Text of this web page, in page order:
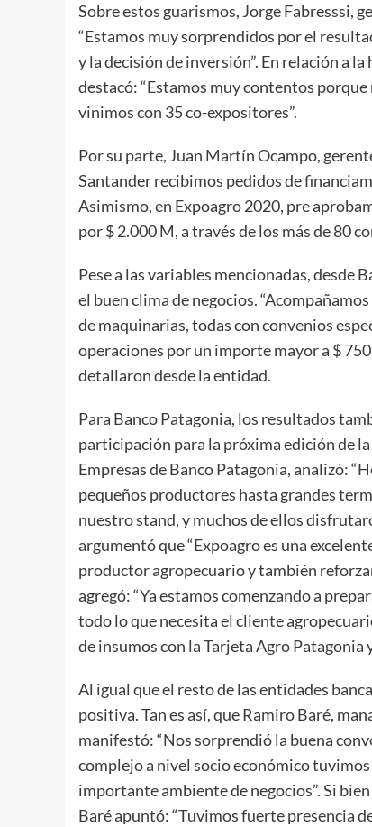
Sobre estos guarismos, Jorge Fabresssi,
“Estamos muy sorprendidos por el
y la decisión de inversión”. En relación a
destacó: “Estamos muy contentos
vinimos con 35 co-expositores”.
Por su parte, Juan Martín Ocampo,
Santander recibimos pedidos de
Asimismo, en Expoagro 2020, pre
por $ 2.000 M, a través de los más de 80
Pese a las variables mencionadas, desde
el buen clima de negocios.
de maquinarias, todas con convenios
operaciones por un importe mayor a $
detallaron desde la entidad.
Para Banco Patagonia, los resultados
participación para la próxima edición de
Empresas de Banco Patagonia, analizó:
pequeños productores hasta grandes
nuestro stand, y muchos de ellos
argumentó que “Expoagro es una
productor agropecuario y también
agregó: “Ya estamos comenzando a
todo lo que necesita el cliente
de insumos con la Tarjeta Agro Patagonia
Al igual que el resto de las entidades
positiva. Tan es así, que Ramiro Baré,
manifestó: “Nos sorprendió la buena
complejo a nivel socio económico
importante ambiente de negocios”. Si
Baré apuntó: “Tuvimos fuerte presencia